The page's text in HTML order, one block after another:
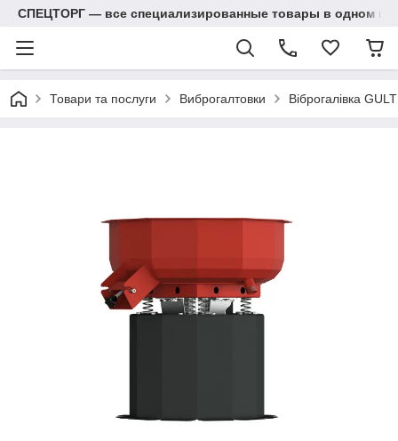
СПЕЦТОРГ — все специализированные товары в одном
Товари та послуги Виброгалтовки Віброгалівка